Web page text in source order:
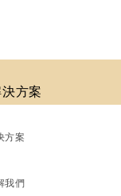
方案
方案
方案
我們